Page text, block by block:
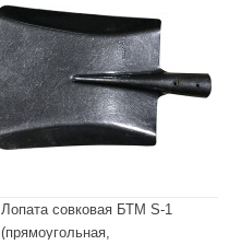
Лопата совковая БТМ S-1
(прямоугольная,